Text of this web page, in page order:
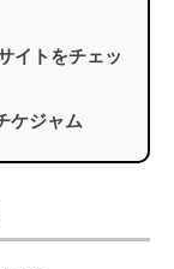
イトをチェッ
ケジャム